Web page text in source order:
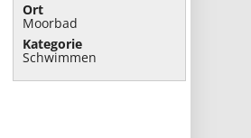
Ort
Moorbad
Kategorie
Schwimmen